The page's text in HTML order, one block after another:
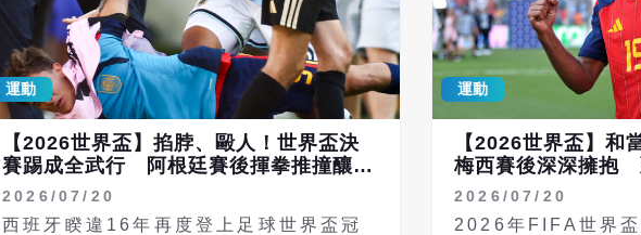
daily life amid Israels war on
Gaza pic.twitter.com/XkNzOZcOq1
Anadolu English
(@anadoluagency) July 19, 2026
安那杜魯通訊社（AA）報導，戰火蹂躪
下的加薩地帶，巴勒斯坦民眾湧入各地咖
啡館，透過大型螢幕觀看世界盃決賽，當
西班牙擊敗阿根廷奪冠時，現場爆發熱烈
慶祝，成為居民短暫逃離戰爭與艱難日常
的歡樂時刻。 數百名民眾聚集觀賽，許
winners medals
lift the World
pic.twitter.com/
Hamzah
2026 在銀牌領取環節，西班牙球員列隊
向阿根廷隊列隊致
honour）。但當西
神盃、羅德里（
領取賽事金球獎時
運動
【2026世界盃】掐脖、毆人！世界盃決
賽踢成全武行 阿根廷賽後揮拳推撞釀失
控衝突
2026/07/20
西班牙睽違16年再度登上足球世界盃冠
運動
【2026世界盃】和
梅西賽後深深擁抱
2026/07/20
2026年FIFA世界